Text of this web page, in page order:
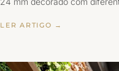
LER ARTIGO →